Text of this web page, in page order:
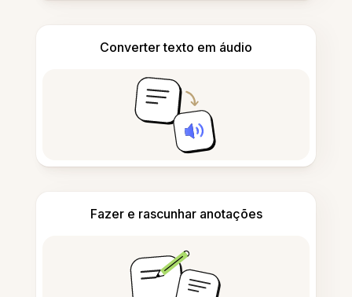
Converter texto em áudio
Fazer e rascunhar anotações